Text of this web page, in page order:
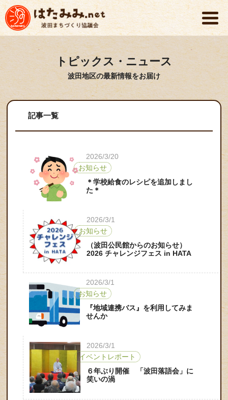
トピックス・ニュース
波田地区の最新情報をお届け
記事一覧
2026/3/20
＊学校給食のレシピを追加しまし
た＊
お知らせ
2026/3/1
（波田公民館からのお知らせ）
2026 チャレンジフェス in HATA
お知らせ
2026/3/1
『地域連携バス』を利用してみま
せんか
お知らせ
2026/3/1
６年ぶり開催 「波田落語会」に
笑いの渦
イベントレポート